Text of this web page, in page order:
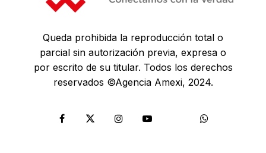
Queda prohibida la reproducción total o
parcial sin autorización previa, expresa o
por escrito de su titular. Todos los derechos
reservados ©Agencia Amexi, 2024.